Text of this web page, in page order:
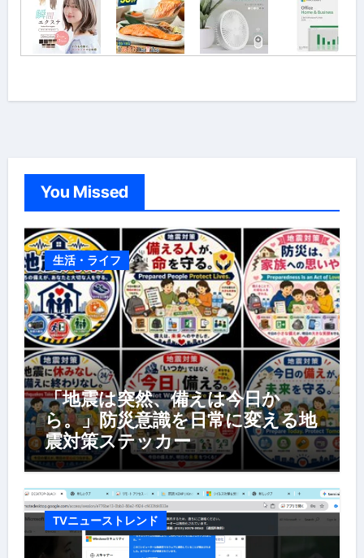
You Missed
生活・ライフ
「地震は突然、備えは今日か
ら。」防災意識を日常に変える地
震対策ステッカー
TVニューストレンド